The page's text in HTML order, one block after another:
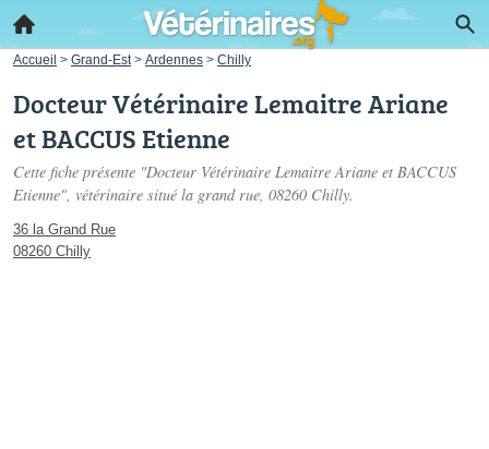
Accueil > Grand-Est > Ardennes > Chilly
Docteur Vétérinaire Lemaitre Ariane
et BACCUS Etienne
Cette fiche présente "Docteur Vétérinaire Lemaitre Ariane et BACCUS
Etienne", vétérinaire situé la grand rue, 08260 Chilly.
36 la Grand Rue
08260 Chilly